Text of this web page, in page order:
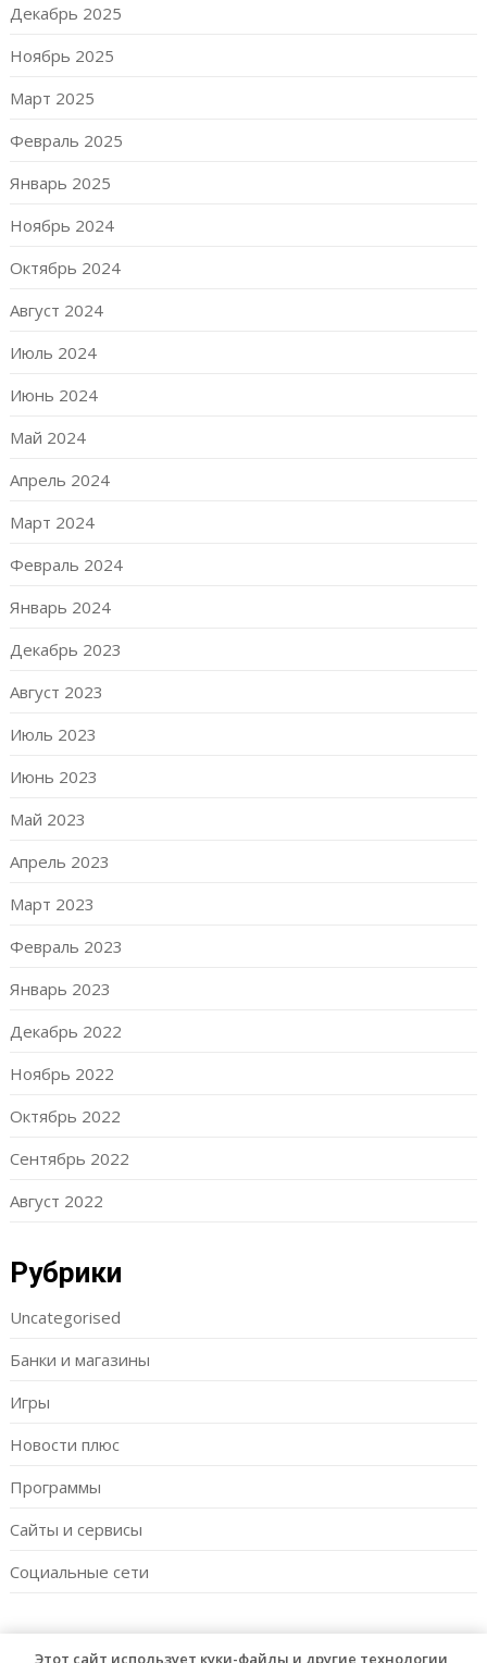
Декабрь 2025
Ноябрь 2025
Март 2025
Февраль 2025
Январь 2025
Ноябрь 2024
Октябрь 2024
Август 2024
Июль 2024
Июнь 2024
Май 2024
Апрель 2024
Март 2024
Февраль 2024
Январь 2024
Декабрь 2023
Август 2023
Июль 2023
Июнь 2023
Май 2023
Апрель 2023
Март 2023
Февраль 2023
Январь 2023
Декабрь 2022
Ноябрь 2022
Октябрь 2022
Сентябрь 2022
Август 2022
Рубрики
Uncategorised
Банки и магазины
Игры
Новости плюс
Программы
Сайты и сервисы
Социальные сети
Этот сайт использует куки-файлы и другие технологии,